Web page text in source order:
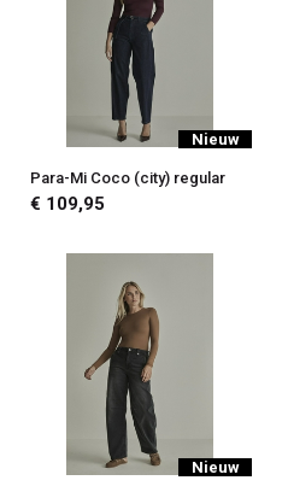
Nieuw
Para-Mi Coco (city) regular
€ 109,95
Nieuw